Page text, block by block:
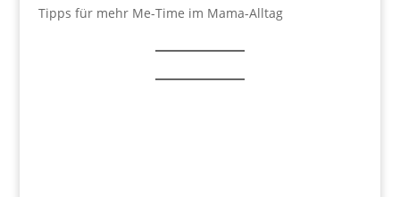
Tipps für mehr Me-Time im Mama-Alltag